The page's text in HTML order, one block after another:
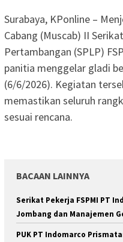
Surabaya, KPonline –
Cabang (Muscab) II
Pertambangan (SPLP)
panitia menggelar gladi
(6/6/2026). Kegiatan
memastikan seluruh
sesuai rencana.
BACAAN LAINNYA
Serikat Pekerja FSPMI PT
Jombang dan Manajemen
PUK PT Indomarco